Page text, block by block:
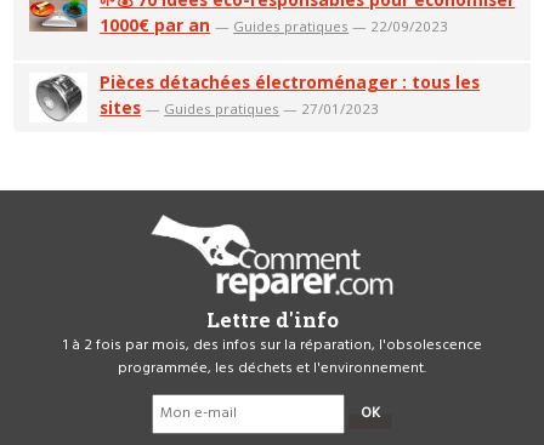
1000€ par an — Guides pratiques — 22/09/2023
Pièces détachées électroménager : tous les
sites — Guides pratiques — 27/01/2023
Lettre d'info
1 à 2 fois par mois, des infos sur la réparation, l'obsolescence
programmée, les déchets et l'environnement.
OK